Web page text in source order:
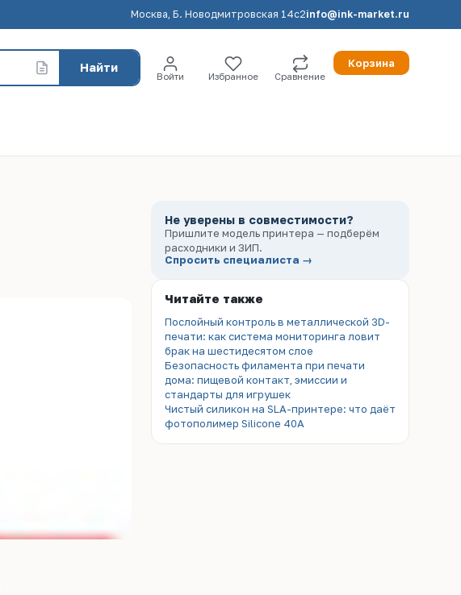
Москва, Б. Новодмитровская 14с2info@ink-market.ru
Найти
Войти Избранное Сравнение
Корзина
Не уверены в совместимости?
Пришлите модель принтера — подберём
расходники и ЗИП.
Спросить специалиста →
Читайте также
Послойный контроль в металлической 3D-
печати: как система мониторинга ловит
брак на шестидесятом слое
Безопасность филамента при печати
дома: пищевой контакт, эмиссии и
стандарты для игрушек
Чистый силикон на SLA-принтере: что даёт
фотополимер Silicone 40A